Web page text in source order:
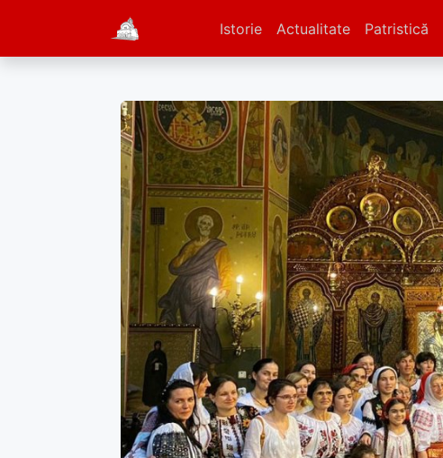
Istorie Actualitate Patristică